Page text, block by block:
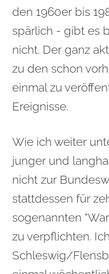
den 1960er bis
spärlich - gibt es
nicht. Der ganz
zu den schon
einmal zu
Ereignisse.
Wie ich weiter
junger und
nicht zur
stattdessen für
sogenannten
zu verpflichten.
Schleswig/